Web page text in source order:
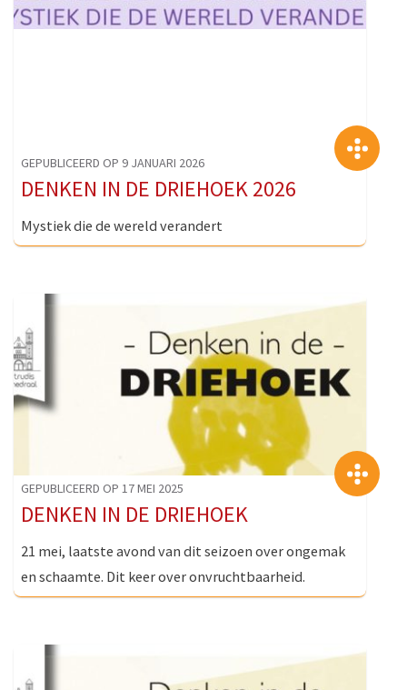
GEPUBLICEERD OP 9 JANUARI 2026
DENKEN IN DE DRIEHOEK 2026
Mystiek die de wereld verandert
GEPUBLICEERD OP 17 MEI 2025
DENKEN IN DE DRIEHOEK
21 mei, laatste avond van dit seizoen over ongemak
en schaamte. Dit keer over onvruchtbaarheid.